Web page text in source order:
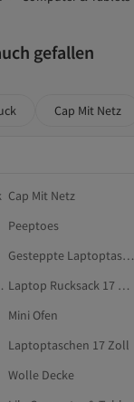
gefallen
Cap Mit Netz
Cap Mit Netz
Peeptoes
Gesteppte Laptoptasche
Zoll
Laptop Rucksack 17 Zoll
Mini Ofen
Laptoptaschen 17 Zoll
Wolle Decke